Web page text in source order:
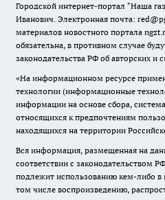
Городской интернет-портал "Наша
Иванович. Электронная почта:
материалов новостного портала
обязательна, в противном случае
законодательства РФ об авторских и
«На информационном ресурсе
технологии (информационные
информации на основе сбора,
относящихся к предпочтениям
находящихся на территории
Вся информация, размещенная на
соответствии с законодательством
подлежит использованию кем-либо
том числе воспроизведению,